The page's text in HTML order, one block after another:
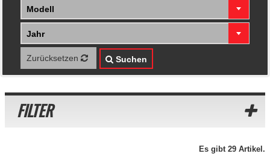
Modell
Jahr
Zurücksetzen Suchen
FILTER
Es gibt 29 Artikel.